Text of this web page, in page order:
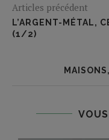
Articles précédent
L’ARGENT-MÉTAL,
(1/2)